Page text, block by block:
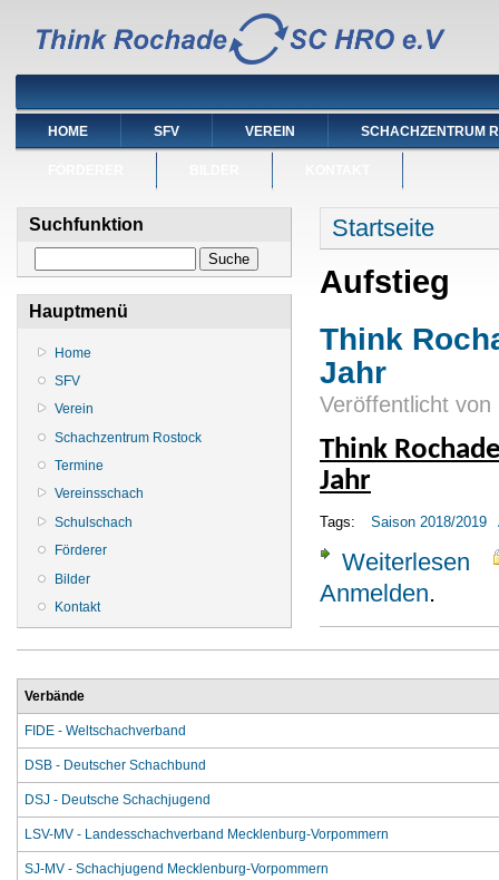
HOME SFV VEREIN SCHACHZENTRUM
Suchfunktion
Hauptmenü
Home
SFV
Verein
Schachzentrum Rostock
Termine
Vereinsschach
Schulschach
Förderer
Bilder
Kontakt
Sie sind hier
Startseite
Aufstieg
Think
Jahr
Veröffentlicht von
Think
Jahr
Tags: Saison 2018/2019
Weiterlesen
Anmelden.
Verbände
FIDE - Weltschachverband
DSB - Deutscher Schachbund
DSJ - Deutsche Schachjugend
LSV-MV - Landesschachverband Mecklenburg-Vorpommern
SJ-MV - Schachjugend Mecklenburg-Vorpommern